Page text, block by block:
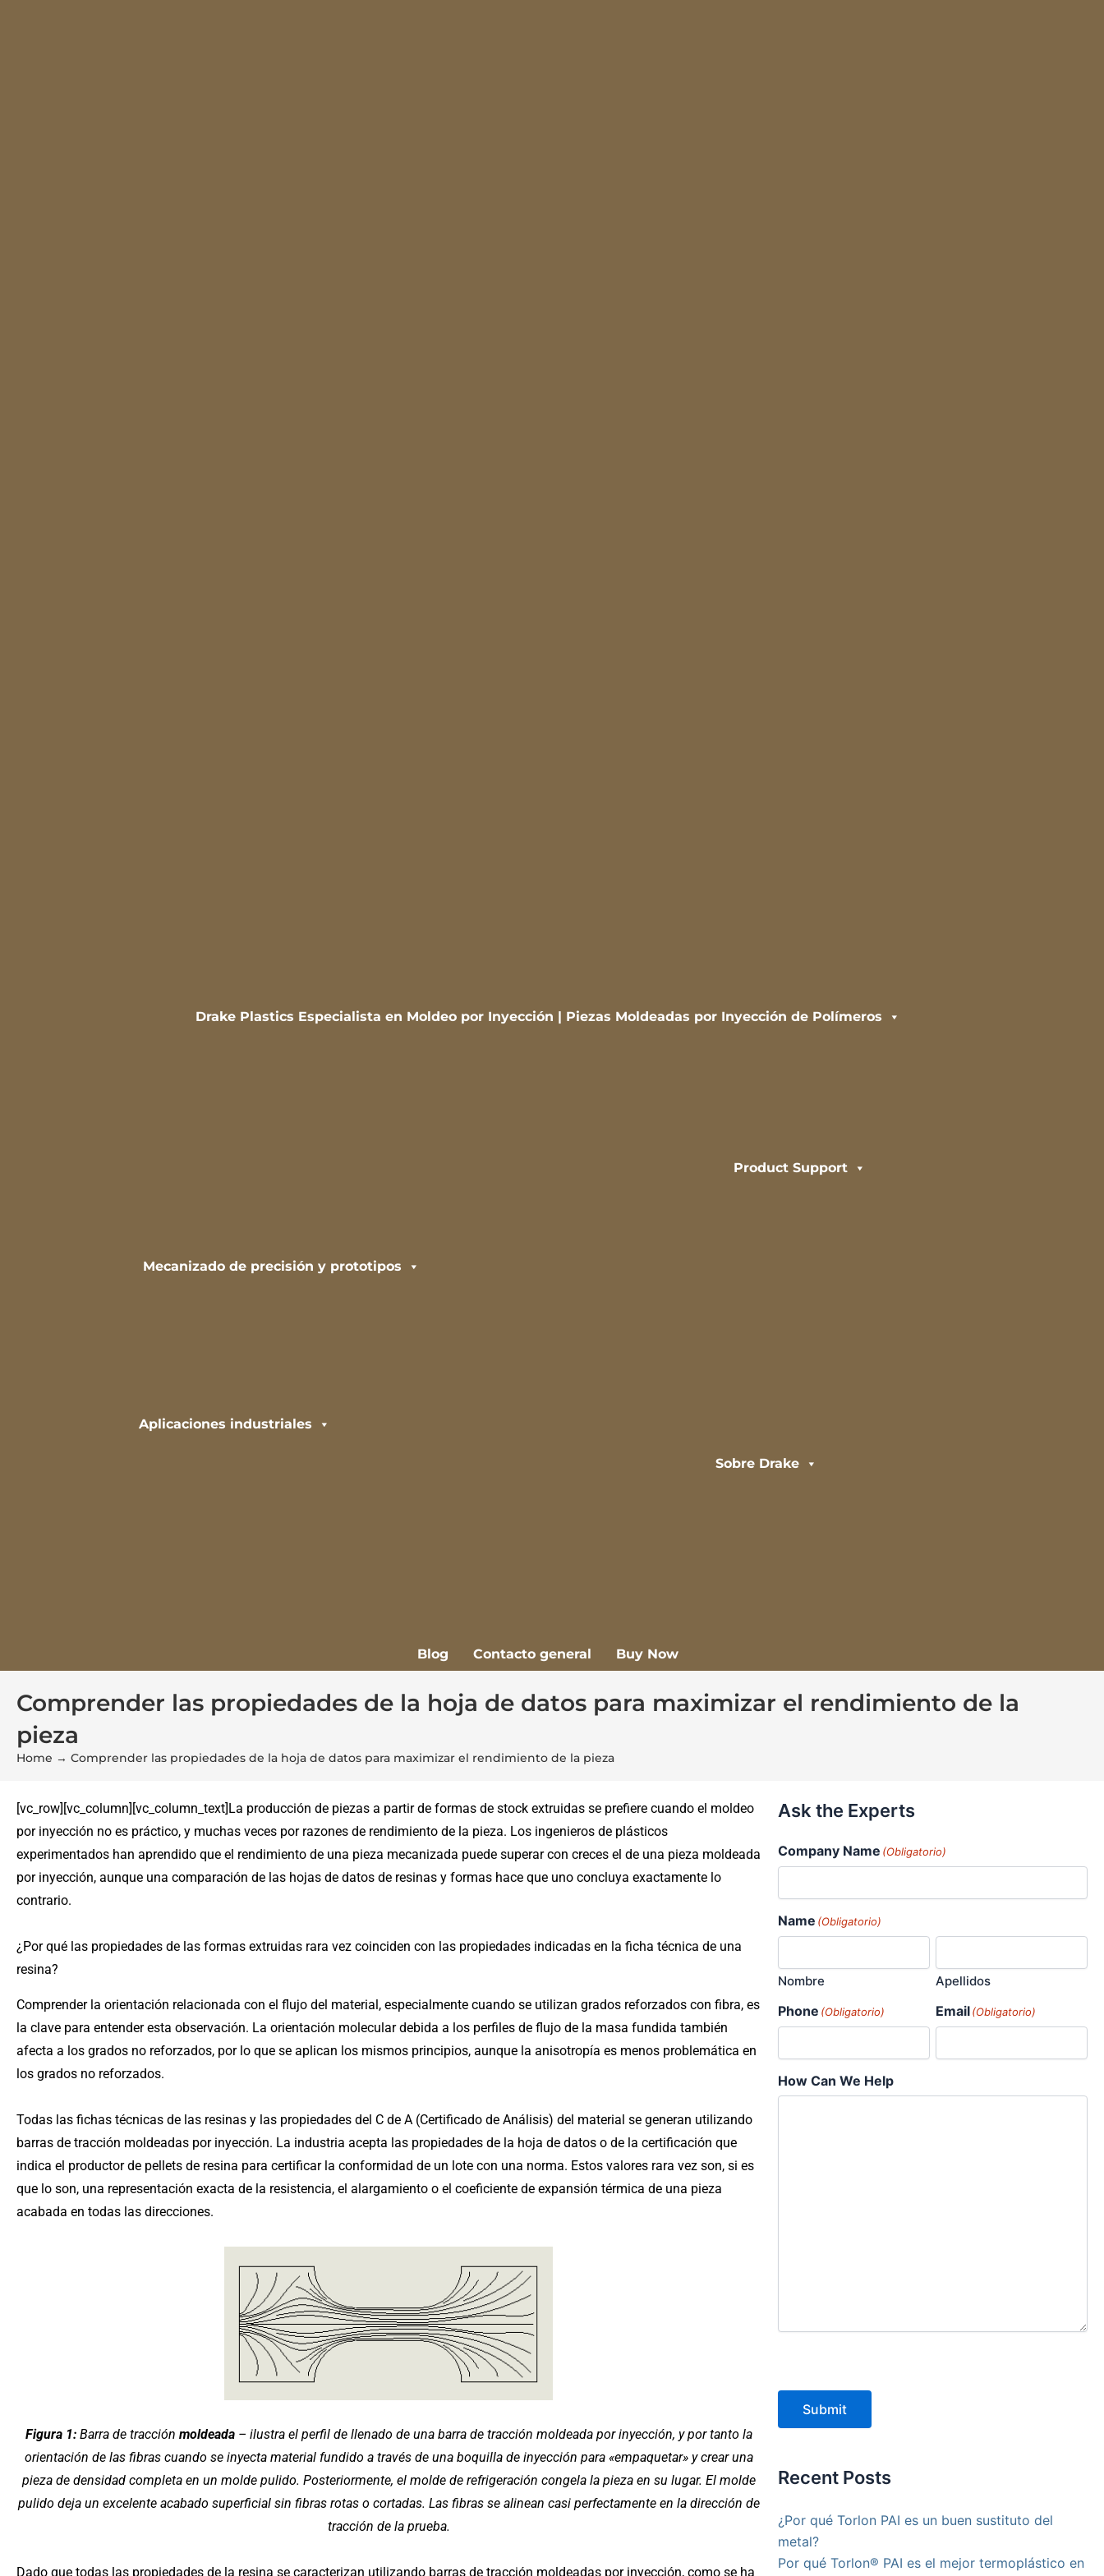
Drake Plastics Especialista en Moldeo por Inyección | Piezas Moldeadas por Inyección de Polímeros
Mecanizado de precisión y prototipos
Product Support
Aplicaciones industriales
Sobre Drake
Blog Contacto general Buy Now
Comprender las propiedades de la hoja de datos para maximizar el rendimiento de la
pieza
Home → Comprender las propiedades de la hoja de datos para maximizar el rendimiento de la pieza
[vc_row][vc_column][vc_column_text]La producción de piezas a partir de formas de stock extruidas se prefiere cuando el moldeo
por inyección no es práctico, y muchas veces por razones de rendimiento de la pieza. Los ingenieros de plásticos
experimentados han aprendido que el rendimiento de una pieza mecanizada puede superar con creces el de una pieza moldeada
por inyección, aunque una comparación de las hojas de datos de resinas y formas hace que uno concluya exactamente lo
contrario.
¿Por qué las propiedades de las formas extruidas rara vez coinciden con las propiedades indicadas en la ficha técnica de una
resina?
Comprender la orientación relacionada con el flujo del material, especialmente cuando se utilizan grados reforzados con fibra, es
la clave para entender esta observación. La orientación molecular debida a los perfiles de flujo de la masa fundida también
afecta a los grados no reforzados, por lo que se aplican los mismos principios, aunque la anisotropía es menos problemática en
los grados no reforzados.
Todas las fichas técnicas de las resinas y las propiedades del C de A (Certificado de Análisis) del material se generan utilizando
barras de tracción moldeadas por inyección. La industria acepta las propiedades de la hoja de datos o de la certificación que
indica el productor de pellets de resina para certificar la conformidad de un lote con una norma. Estos valores rara vez son, si es
que lo son, una representación exacta de la resistencia, el alargamiento o el coeficiente de expansión térmica de una pieza
acabada en todas las direcciones.
Figura 1:Barra de tracción moldeada– ilustra el perfil de llenado de una barra de tracción moldeada por inyección, y por tanto la
orientación de las fibras cuando se inyecta material fundido a través de una boquilla de inyección para «empaquetar» y crear una
pieza de densidad completa en un molde pulido. Posteriormente, el molde de refrigeración congela la pieza en su lugar. El molde
pulido deja un excelente acabado superficial sin fibras rotas o cortadas. Las fibras se alinean casi perfectamente en la dirección de
tracción de la prueba.
Dado que todas las propiedades de la resina se caracterizan utilizando barras de tracción moldeadas por inyección, como se ha
Ask the Experts
Company Name (Obligatorio)
Name (Obligatorio)
Nombre Apellidos
Phone (Obligatorio) Email(Obligatorio)
How Can We Help
Submit
Recent Posts
¿Por qué Torlon PAI es un buen sustituto del
metal?
Por qué Torlon® PAI es el mejor termoplástico en